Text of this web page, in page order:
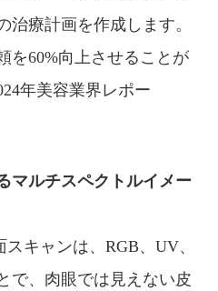
治療計画を作成します。
を60%向上させることが
年美容業界レポー
マルチスペクトルイメー
キャンは、RGB、UV、
で、肉眼では見えない皮